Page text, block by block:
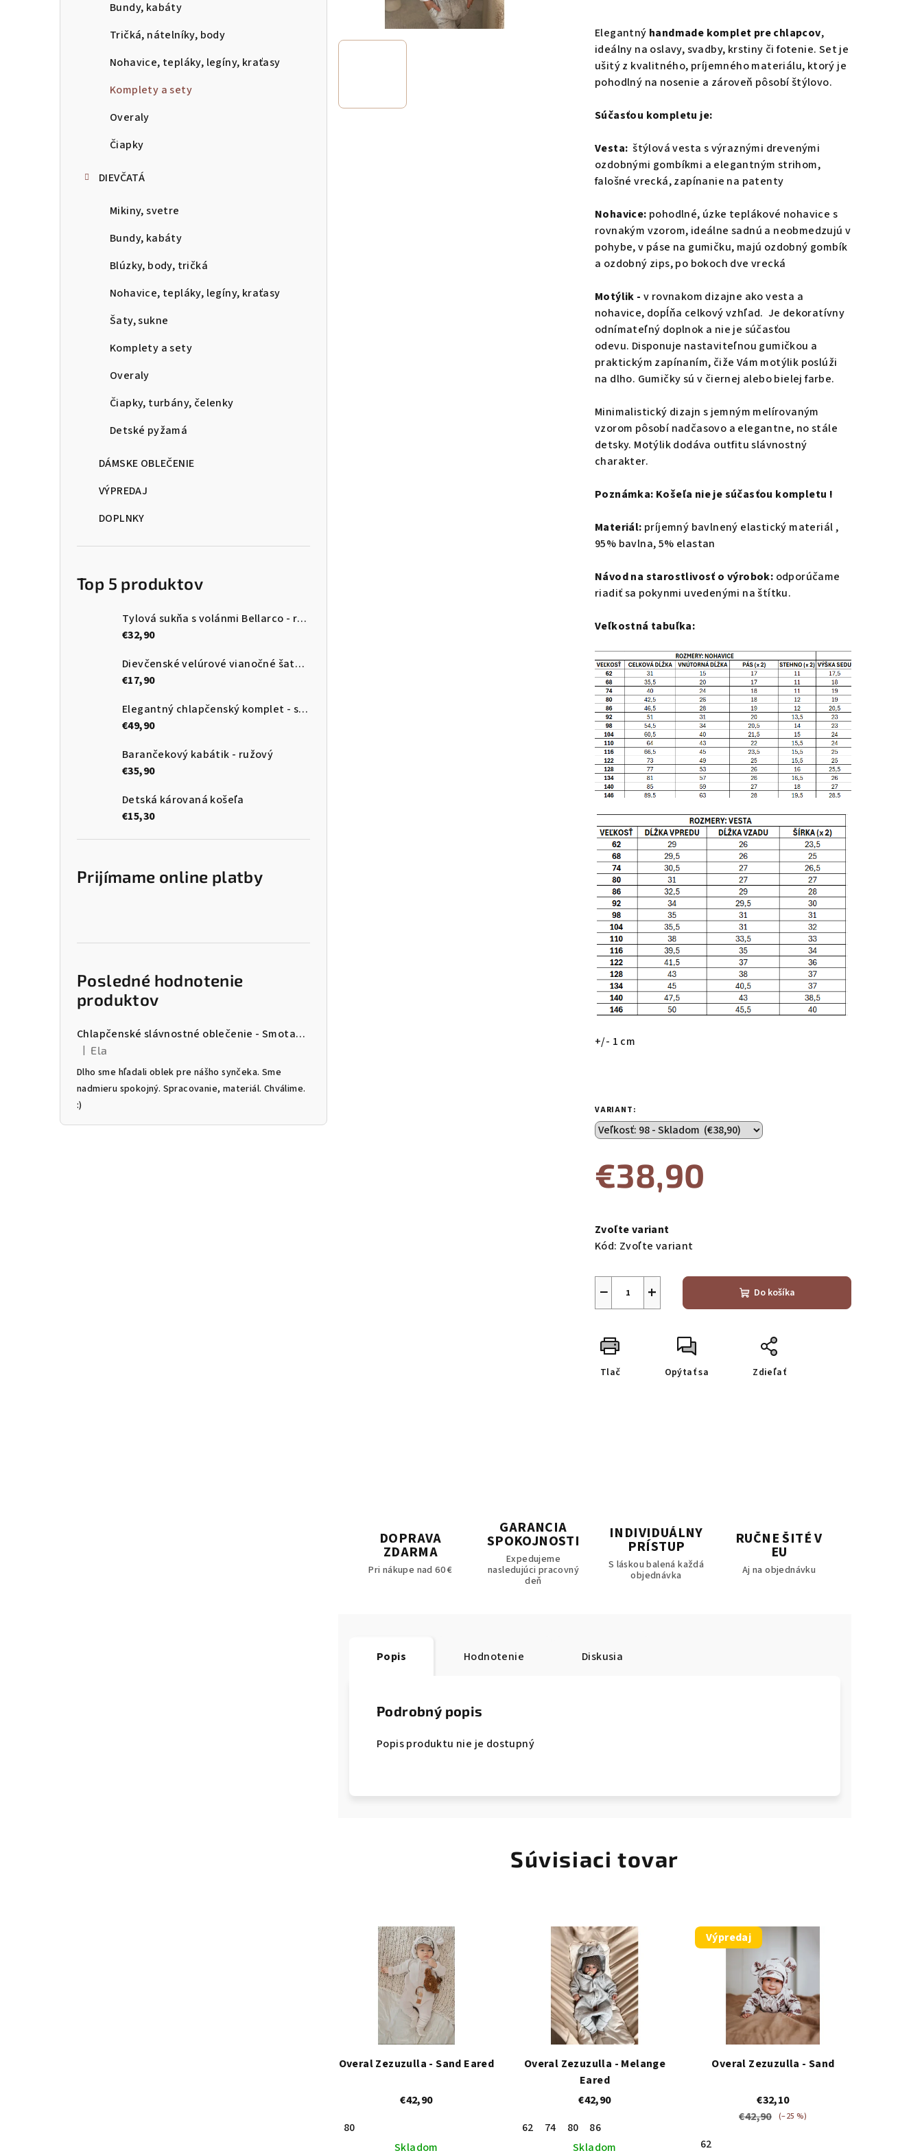
Bundy, kabáty
Tričká, nátelníky, body
Nohavice, tepláky, legíny, kraťasy
Komplety a sety
Overaly
Čiapky
DIEVČATÁ
Mikiny, svetre
Bundy, kabáty
Blúzky, body, tričká
Nohavice, tepláky, legíny, kraťasy
Šaty, sukne
Komplety a sety
Overaly
Čiapky, turbány, čelenky
Detské pyžamá
DÁMSKE OBLEČENIE
VÝPREDAJ
DOPLNKY
Top 5 produktov
Tylová sukňa s volánmi Bellarco - ružová so srdiečkami
€32,90
Dievčenské velúrové vianočné šaty s tylom
€17,90
Elegantný chlapčenský komplet - sako, vesta, motýlik, nohavice
€49,90
Barančekový kabátik - ružový
€35,90
Detská károvaná košeľa
€15,30
Prijímame online platby
Posledné hodnotenie
produktov
Chlapčenské slávnostné oblečenie - Smotanový trojkomplet
Hodnotenie produktu je 5 z 5 hviezdičiek.
| Ela
Dlho sme hľadali oblek pre nášho synčeka. Sme
nadmieru spokojný. Spracovanie, materiál. Chválime.
:)
produktu
je
0,0
5
hviezdičiek.
Elegantný handmade komplet pre chlapcov,
ideálny na oslavy, svadby, krstiny či fotenie. Set je
ušitý z kvalitného, príjemného materiálu, ktorý je
pohodlný na nosenie a zároveň pôsobí štýlovo.
Súčasťou kompletu je:
Vesta: štýlová vesta s výraznými drevenými
ozdobnými gombíkmi a elegantným strihom,
falošné vrecká, zapínanie na patenty
Nohavice: pohodlné, úzke teplákové nohavice s
rovnakým vzorom, ideálne sadnú a neobmedzujú v
pohybe, v páse na gumičku, majú ozdobný gombík
a ozdobný zips, po bokoch dve vrecká
Motýlik - v rovnakom dizajne ako vesta a
nohavice, dopĺňa celkový vzhľad. Je dekoratívny
odnímateľný doplnok a nie je súčasťou
odevu. Disponuje nastaviteľnou gumičkou a
praktickým zapínaním, čiže Vám motýlik poslúži
na dlho. Gumičky sú v čiernej alebo bielej farbe.
Minimalistický dizajn s jemným melírovaným
vzorom pôsobí nadčasovo a elegantne, no stále
detsky. Motýlik dodáva outfitu slávnostný
charakter.
Poznámka: Košeľa nie je súčasťou kompletu !
Materiál: príjemný bavlnený elastický materiál ,
95% bavlna, 5% elastan
Návod na starostlivosť o výrobok: odporúčame
riadiť sa pokynmi uvedenými na štítku.
Veľkostná tabuľka:
+/- 1 cm
VARIANT:
€38,90
cena:
Zvoľte variant
Kód: Zvoľte variant
+
− Do košíka
Tlač Opýtať sa Zdieľať
DOPRAVA
ZDARMA
Pri nákupe nad 60 €
GARANCIA
SPOKOJNOSTI
Expedujeme
nasledujúci pracovný
deň
INDIVIDUÁLNY
PRÍSTUP
S láskou balená každá
objednávka
RUČNE ŠITÉ V
EU
Aj na objednávku
Popis Hodnotenie Diskusia
Podrobný popis
Popis produktu nie je dostupný
Súvisiaci tovar
Overal Zezuzulla - Sand Eared
€42,90
80
Skladom
Overal Zezuzulla - Melange
Eared
€42,90
62
74 80
86
Skladom
Výpredaj
Overal Zezuzulla - Sand
€32,10
€42,90
(–25 %)
62